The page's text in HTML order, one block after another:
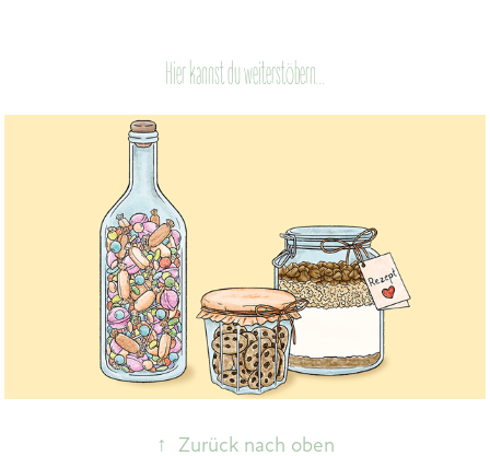
Hier kannst du weiterstöbern...
Nachhaltig verpacken
↑ Zurück nach oben